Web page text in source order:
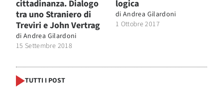
cittadinanza. Dialogo
tra uno Straniero di
Treviri e John Vertrag
di Andrea Gilardoni
15 Settembre 2018
logica
di Andrea Gilardoni
1 Ottobre 2017
TUTTI I POST